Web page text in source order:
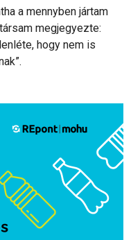
a mennyben jártam
megjegyezte:
hogy nem is